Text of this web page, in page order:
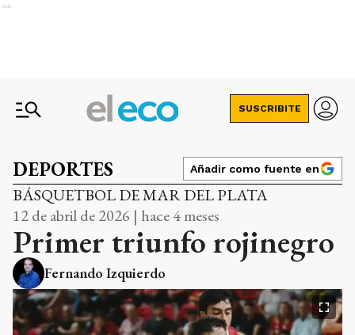
Ads
SUSCRIBITE
DEPORTES Añadir como fuente en
BÁSQUETBOL DE MAR DEL PLATA
12 de abril de 2026 | hace 4 meses
Primer triunfo rojinegro
Fernando Izquierdo